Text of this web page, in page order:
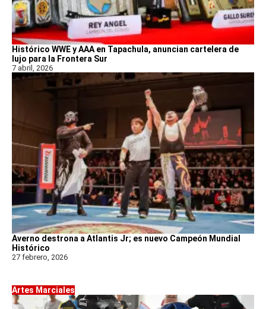
Histórico WWE y AAA en Tapachula, anuncian cartelera de
lujo para la Frontera Sur
7 abril, 2026
Averno destrona a Atlantis Jr; es nuevo Campeón Mundial
Histórico
27 febrero, 2026
Artes Marciales